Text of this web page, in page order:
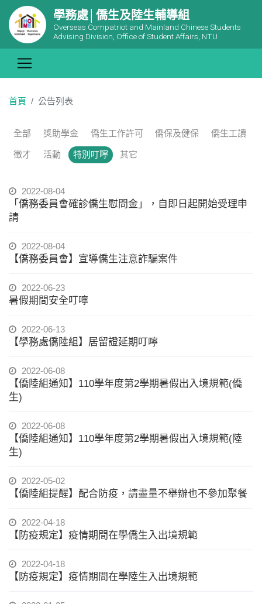
學務處│僑生及陸生輔導組
Overseas Compatriot and Mainland Chinese Students
Advising Division, Office of Student Affairs, NTU
首頁 公告列表
全部 獎助學金 僑生工作許可 僑保及健保 僑生工讀
徵才 活動 特別叮嚀 其它
2022-08-04
「僑務委員會確診僑生慰問金」，自即日起開始受理申
請
2022-08-04
【僑務委員會】宣導僑生注意詐騙案件
2022-06-23
暑假期間安全叮嚀
2022-06-13
【學務處僑陸組】居留證延期叮嚀
2022-06-08
【僑陸組通知】110學年度第2學期暑假出入境規範(僑
生)
2022-06-08
【僑陸組通知】110學年度第2學期暑假出入境規範(陸
生)
2022-05-02
【僑陸組提醒】配合防疫，請盡量不舉辦也不參加聚餐
2022-04-18
【防疫規定】疫情期間在學僑生入出境規範
2022-04-18
【防疫規定】疫情期間在學陸生入出境規範